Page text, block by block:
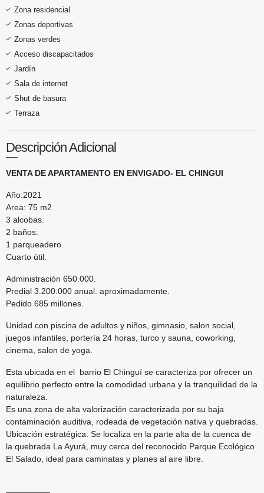
Zona residencial
Zonas deportivas
Zonas verdes
Acceso discapacitados
Jardín
Sala de internet
Shut de basura
Terraza
Descripción Adicional
VENTA DE APARTAMENTO EN ENVIGADO- EL CHINGUI
Año:2021
Area: 75 m2
3 alcobas.
2 baños.
1 parqueadero.
Cuarto útil.
Administración 650.000.
Predial 3.200.000 anual. aproximadamente.
Pedido 685 millones.
Unidad con piscina de adultos y niños, gimnasio, salon social,
juegos infantiles, portería 24 horas, turco y sauna, coworking,
cinema, salon de yoga.
Esta ubicada en el barrio El Chinguí se caracteriza por ofrecer un
equilibrio perfecto entre la comodidad urbana y la tranquilidad de la
naturaleza.
Es una zona de alta valorización caracterizada por su baja
contaminación auditiva, rodeada de vegetación nativa y quebradas.
Ubicación estratégica: Se localiza en la parte alta de la cuenca de
la quebrada La Ayurá, muy cerca del reconocido Parque Ecológico
El Salado, ideal para caminatas y planes al aire libre.